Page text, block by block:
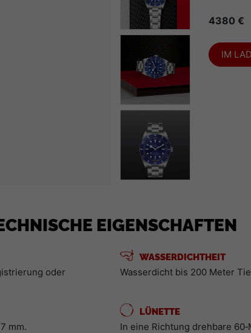
4380 €
IM
EIGENSCHAFTEN
oder
WASSERDICHTHEIT
Wasserdicht bis 200 Meter
mm.
LÜNETTE
In eine Richtung drehbare